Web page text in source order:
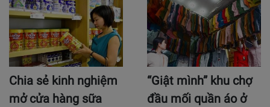
Chia sẻ kinh nghiệm
mở cửa hàng sữa
“Giật mình” khu chợ
đầu mối quần áo ở